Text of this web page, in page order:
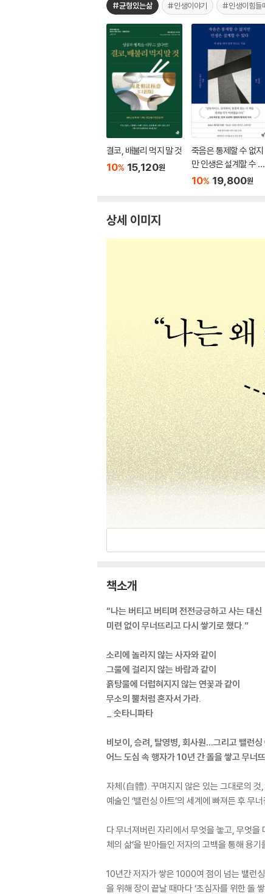
#균형있는삶 #인생이야기 #인생이힘들
결코, 배불리 먹지 말 것
10% 15,120원
죽음은 통제할 수 없지
만 인생은 설계할 수 있
다
10% 19,800원
상세 이미지
책소개
“나는 버티고 버티며 전전긍긍하고 사는 대신
미련 없이 무너뜨리고 다시 쌓기로 했다.”
소리에 놀라지 않는 사자와 같이
그물에 걸리지 않는 바람과 같이
흙탕물에 더럽혀지지 않는 연꽃과 같이
무소의 뿔처럼 혼자서 가라.
_ 숫타니파타
비보이, 승려, 탈영병, 회사원…그리고 밸런싱
어느 도심 속 행자가 10년 간 돌을 쌓고 무너
자체(自體). 꾸며지지 않은 있는 그대로의 것
예술인 ‘밸런싱 아트’의 세계에 빠져든 후 무
다 무너져버린 자리에서 무엇을 놓고, 무엇
체의 삶’을 받아들인 저자의 고백을 통해 용기
10년간 저자가 쌓은 1000여 점이 넘는 밸런
을 위해 장이 끝날 때마다 ‘초심자를 위한 돌